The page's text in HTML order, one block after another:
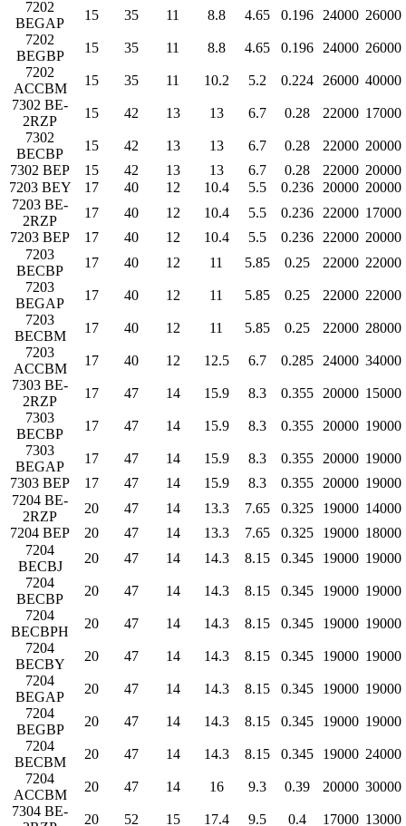
7202
BEGAP
15 35 11 8.8 4.65 0.196 24000 26000
7202
BEGBP
15 35 11 8.8 4.65 0.196 24000 26000
7202
ACCBM
15 35 11 10.2 5.2 0.224 26000 40000
7302 BE-
2RZP
15 42 13 13 6.7 0.28 22000 17000
7302
BECBP
15 42 13 13 6.7 0.28 22000 20000
7302 BEP
15 42 13 13 6.7 0.28 22000 20000
7203 BEY
17 40 12 10.4 5.5 0.236 20000 20000
7203 BE-
2RZP
17 40 12 10.4 5.5 0.236 22000 17000
7203 BEP
17 40 12 10.4 5.5 0.236 22000 20000
7203
BECBP
17 40 12 11 5.85 0.25 22000 22000
7203
BEGAP
17 40 12 11 5.85 0.25 22000 22000
7203
BECBM
17 40 12 11 5.85 0.25 22000 28000
7203
ACCBM
17 40 12 12.5 6.7 0.285 24000 34000
7303 BE-
2RZP
17 47 14 15.9 8.3 0.355 20000 15000
7303
BECBP
17 47 14 15.9 8.3 0.355 20000 19000
7303
BEGAP
17 47 14 15.9 8.3 0.355 20000 19000
7303 BEP
17 47 14 15.9 8.3 0.355 20000 19000
7204 BE-
2RZP
20 47 14 13.3 7.65 0.325 19000 14000
7204 BEP
20 47 14 13.3 7.65 0.325 19000 18000
7204
BECBJ
20 47 14 14.3 8.15 0.345 19000 19000
7204
BECBP
20 47 14 14.3 8.15 0.345 19000 19000
7204
BECBPH
20 47 14 14.3 8.15 0.345 19000 19000
7204
BECBY
20 47 14 14.3 8.15 0.345 19000 19000
7204
BEGAP
20 47 14 14.3 8.15 0.345 19000 19000
7204
BEGBP
20 47 14 14.3 8.15 0.345 19000 19000
7204
BECBM
20 47 14 14.3 8.15 0.345 19000 24000
7204
ACCBM
20 47 14 16 9.3 0.39 20000 30000
7304 BE-
20 52 15 17.4 9.5 0.4 17000 13000